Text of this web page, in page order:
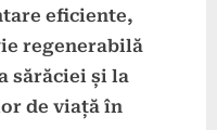
eficiente,
regenerabilă
sărăciei și la
de viață în